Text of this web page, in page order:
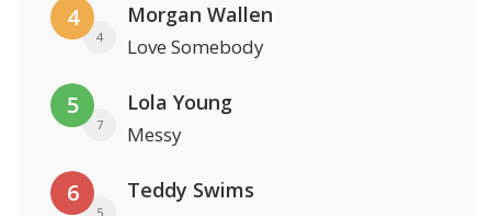
4
4
Morgan Wallen
Love Somebody
5
7
Lola Young
Messy
6
5
Teddy Swims